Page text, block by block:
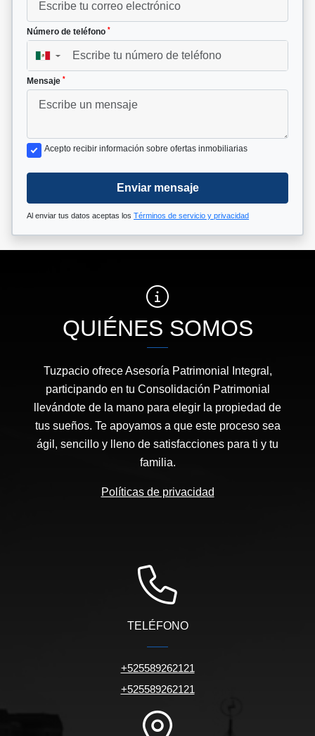
Número de teléfono *
▼
Mensaje *
Acepto recibir información sobre ofertas inmobiliarias
Enviar mensaje
Al enviar tus datos aceptas los Términos de servicio y privacidad
QUIÉNES SOMOS
Tuzpacio ofrece Asesoría Patrimonial Integral,
participando en tu Consolidación Patrimonial
llevándote de la mano para elegir la propiedad de
tus sueños. Te apoyamos a que este proceso sea
ágil, sencillo y lleno de satisfacciones para ti y tu
familia.
Políticas de privacidad
TELÉFONO
+525589262121
+525589262121